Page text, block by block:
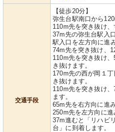
交通手段
【徒歩20分】
弥生台駅南口から
110m先を突き抜け、
37m先の弥生台駅入
駅入口を左方向に進
74m先を突き抜け、
110m先を突き抜け
き抜けます。
170m先の西が岡１
き抜けます。
110m先を突き抜け
ます。
65m先を右方向に進
250m先を左方向に進
37m進むと「リハビ
台」に到着します。